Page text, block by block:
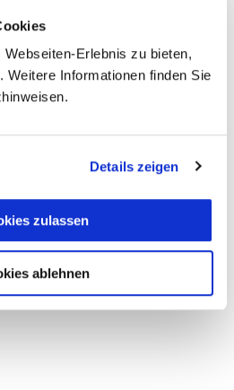
Erlebnis zu bieten,
Weitere Informationen finden Sie
Details zeigen
zulassen
ablehnen